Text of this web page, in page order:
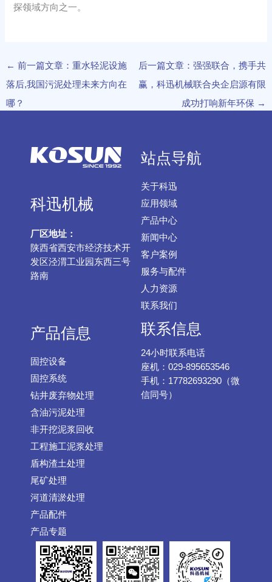
探领域方向之一。
← 前一篇文章：重水轻泥设施
落后,我国污泥处理未来方向在
哪？
后一篇文章：强强联合，携手共
赢，科迅机械联合央企启源有限
成功打响新年环保 →
科迅机械
厂区地址：
陕西省西安市经济技术开
发区泾渭工业园东西三号
路南
站点导航
关于科迅
应用领域
产品中心
新闻中心
客户案例
服务与配件
人力资源
联系我们
产品信息
固控设备
固控系统
钻井废弃物处理
含油污泥处理
非开挖泥浆回收
工程施工泥浆处理
盾构渣土处理
尾矿处理
河道清淤处理
产品配件
产品专题
联系信息
24小时联系电话
座机：029-895653546
手机：17782693290（微
信同号）